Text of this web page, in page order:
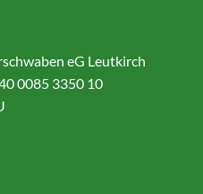
eG Leutkirch
0085 3350 10